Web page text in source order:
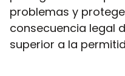
problemas y
consecuencia legal
superior a la